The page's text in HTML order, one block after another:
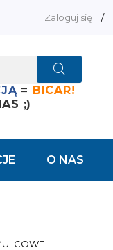
Zaloguj się /
= BICAR!
;)
O NAS